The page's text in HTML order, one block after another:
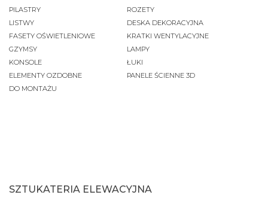
PILASTRY
LISTWY
FASETY OŚWIETLENIOWE
GZYMSY
KONSOLE
ELEMENTY OZDOBNE
DO MONTAŻU
ROZETY
DESKA DEKORACYJNA
KRATKI WENTYLACYJNE
LAMPY
ŁUKI
PANELE ŚCIENNE 3D
SZTUKATERIA ELEWACYJNA